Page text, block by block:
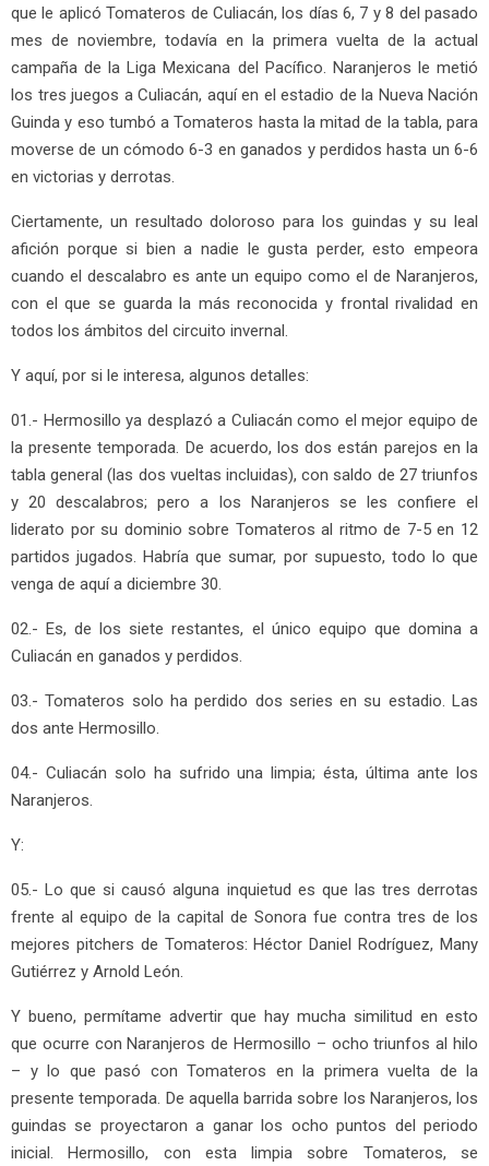
que le aplicó Tomateros de Culiacán, los días 6, 7 y 8 del pasado
mes de noviembre, todavía en la primera vuelta de la actual
campaña de la Liga Mexicana del Pacífico. Naranjeros le metió
los tres juegos a Culiacán, aquí en el estadio de la Nueva Nación
Guinda y eso tumbó a Tomateros hasta la mitad de la tabla, para
moverse de un cómodo 6-3 en ganados y perdidos hasta un 6-6
en victorias y derrotas.
Ciertamente, un resultado doloroso para los guindas y su leal
afición porque si bien a nadie le gusta perder, esto empeora
cuando el descalabro es ante un equipo como el de Naranjeros,
con el que se guarda la más reconocida y frontal rivalidad en
todos los ámbitos del circuito invernal.
Y aquí, por si le interesa, algunos detalles:
01.- Hermosillo ya desplazó a Culiacán como el mejor equipo de
la presente temporada. De acuerdo, los dos están parejos en la
tabla general (las dos vueltas incluidas), con saldo de 27 triunfos
y 20 descalabros; pero a los Naranjeros se les confiere el
liderato por su dominio sobre Tomateros al ritmo de 7-5 en 12
partidos jugados. Habría que sumar, por supuesto, todo lo que
venga de aquí a diciembre 30.
02.- Es, de los siete restantes, el único equipo que domina a
Culiacán en ganados y perdidos.
03.- Tomateros solo ha perdido dos series en su estadio. Las
dos ante Hermosillo.
04.- Culiacán solo ha sufrido una limpia; ésta, última ante los
Naranjeros.
Y:
05.- Lo que si causó alguna inquietud es que las tres derrotas
frente al equipo de la capital de Sonora fue contra tres de los
mejores pitchers de Tomateros: Héctor Daniel Rodríguez, Many
Gutiérrez y Arnold León.
Y bueno, permítame advertir que hay mucha similitud en esto
que ocurre con Naranjeros de Hermosillo – ocho triunfos al hilo
– y lo que pasó con Tomateros en la primera vuelta de la
presente temporada. De aquella barrida sobre los Naranjeros, los
guindas se proyectaron a ganar los ocho puntos del periodo
inicial. Hermosillo, con esta limpia sobre Tomateros, se